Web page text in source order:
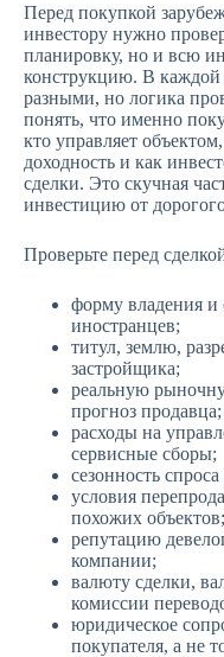
Перед покупкой
инвестору нужно
планировку, но и всю
конструкцию. В каждой
разными, но логика
понять, что именно
кто управляет
доходность и как
сделки. Это скучная
инвестицию от
Проверьте перед
форму владения и
иностранцев;
титул, землю,
застройщика;
реальную
прогноз продавца;
расходы на
сервисные сборы;
сезонность
условия
похожих объектов;
репутацию
компании;
валюту сделки,
комиссии
юридическое
покупателя, а не